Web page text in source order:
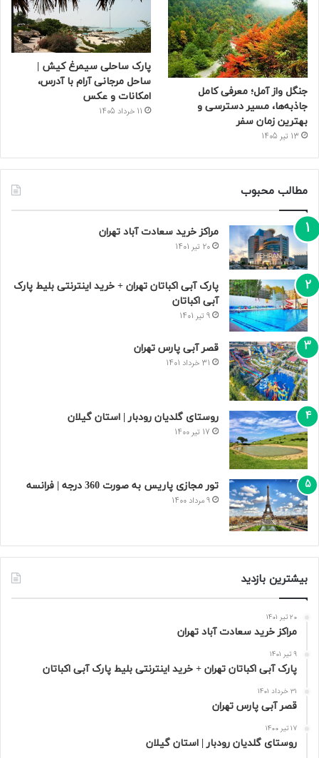
جنگل واز آمل؛ معرفی کامل
جاذبه‌ها، مسیر دسترسی و
بهترین زمان سفر
13 تیر 1405
پارک ساحلی سیمرغ کیش |
ساحل مرجانی آرام با آدرس،
امکانات و عکس
11 خرداد 1405
مطالب محبوب
مراکز خرید سعادت‌ آباد تهران
20 تیر 1401
پارک آبی اکباتان تهران + خرید اینترنتی بلیط پارک
آبی اکباتان
9 تیر 1401
قصر آبی پارس تهران
31 خرداد 1401
روستای گلدیان رودبار | استان گیلان
17 تیر 1400
تور مجازی پاریس به صورت 360 درجه | فرانسه
9 مرداد 1400
بیشترین بازدید
20 تیر 1401
مراکز خرید سعادت‌ آباد تهران
9 تیر 1401
پارک آبی اکباتان تهران + خرید اینترنتی بلیط پارک آبی اکباتان
31 خرداد 1401
قصر آبی پارس تهران
17 تیر 1400
روستای گلدیان رودبار | استان گیلان